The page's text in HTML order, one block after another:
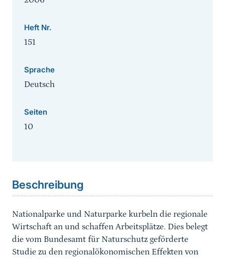
Heft Nr.
151
Sprache
Deutsch
Seiten
10
Beschreibung
Nationalparke und Naturparke kurbeln die regionale
Wirtschaft an und schaffen Arbeitsplätze. Dies belegt
die vom Bundesamt für Naturschutz geförderte
Studie zu den regionalökonomischen Effekten von